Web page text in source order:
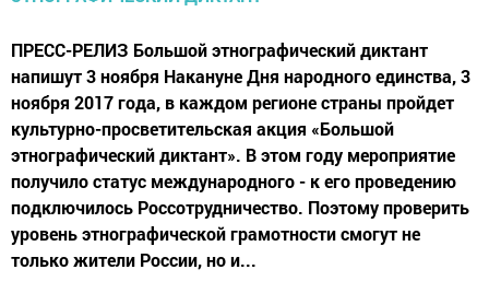
ПРЕСС-РЕЛИЗ Большой этнографический диктант
напишут 3 ноября Накануне Дня народного единства, 3
ноября 2017 года, в каждом регионе страны пройдет
культурно-просветительская акция «Большой
этнографический диктант». В этом году мероприятие
получило статус международного - к его проведению
подключилось Россотрудничество. Поэтому проверить
уровень этнографической грамотности смогут не
только жители России, но и...